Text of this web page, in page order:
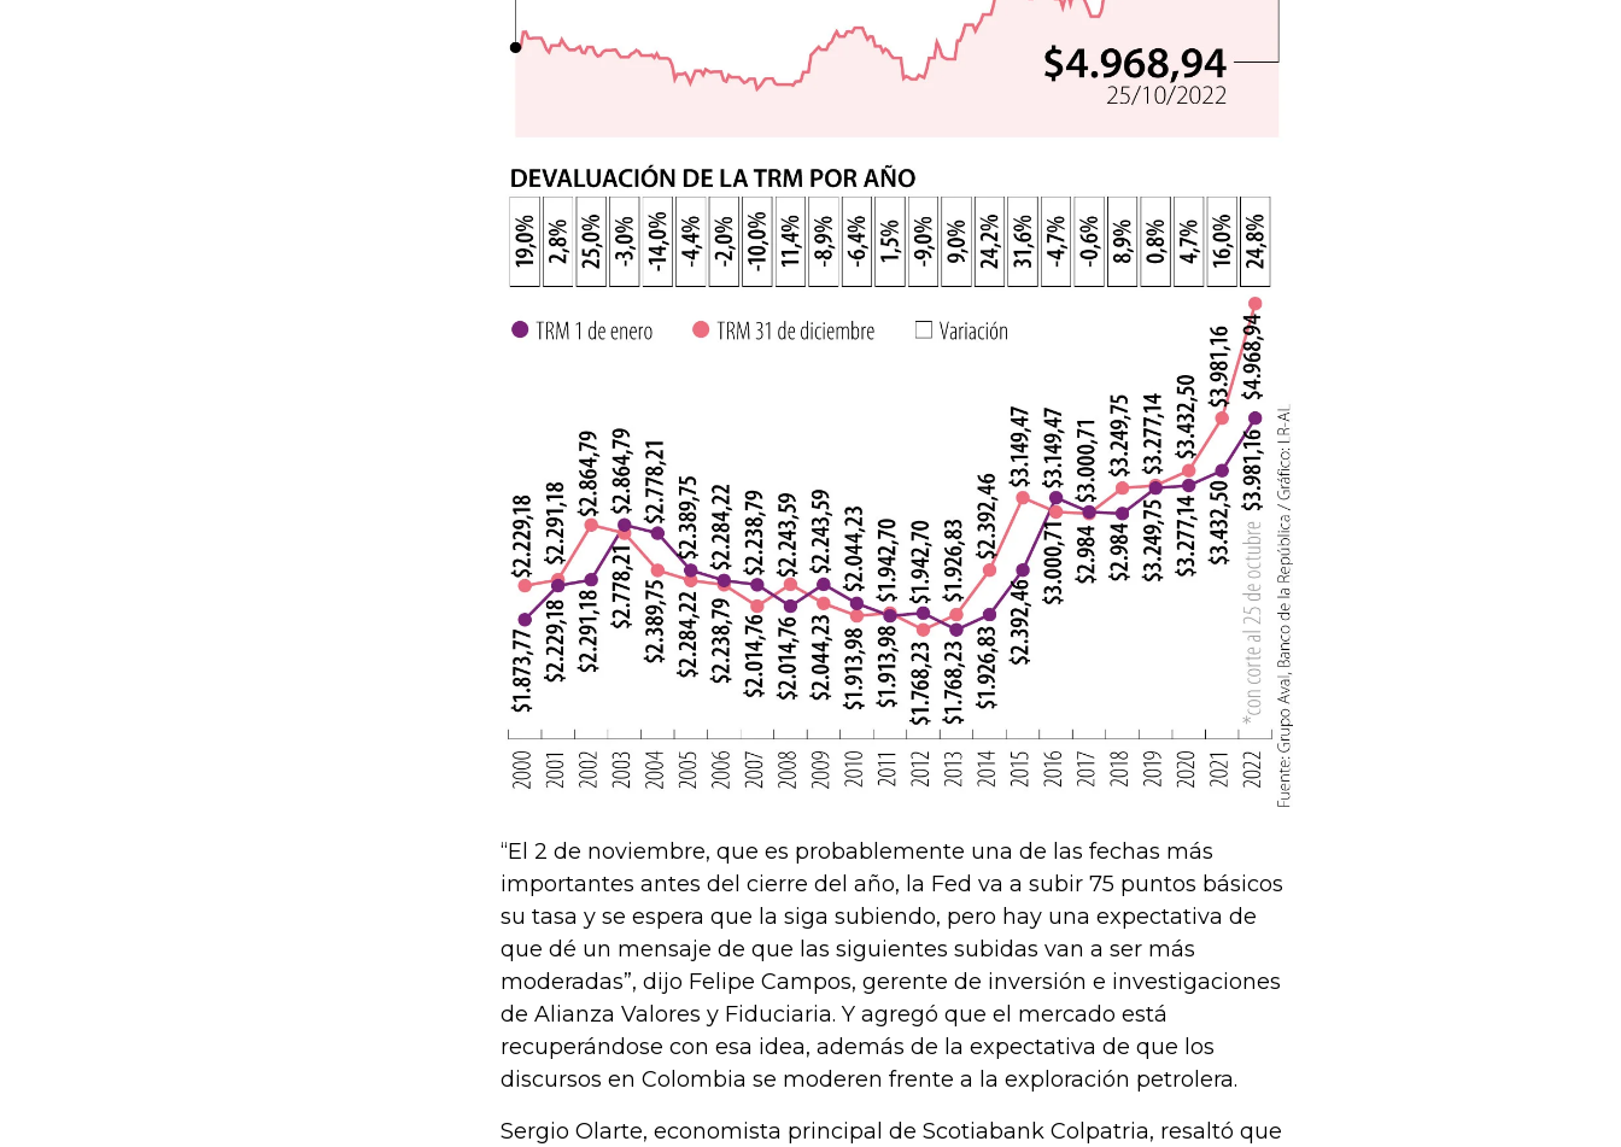
“El 2 de noviembre, que es probablemente una de las fechas más
importantes antes del cierre del año, la Fed va a subir 75 puntos básicos
su tasa y se espera que la siga subiendo, pero hay una expectativa de
que dé un mensaje de que las siguientes subidas van a ser más
moderadas”, dijo Felipe Campos, gerente de inversión e investigaciones
de Alianza Valores y Fiduciaria. Y agregó que el mercado está
recuperándose con esa idea, además de la expectativa de que los
discursos en Colombia se moderen frente a la exploración petrolera.
Sergio Olarte, economista principal de Scotiabank Colpatria, resaltó que